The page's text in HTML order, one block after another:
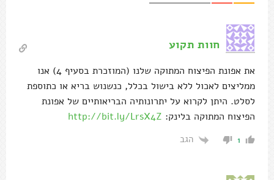
חוות תקוע
את אפונת הפיצוח המתוקה שלנו (המוזכרת בסעיף 4) אנו
ממליצים לאכול ללא בישול בכלל, כנשנוש בריא או כתוספת
לסלט. היתן לקרוא על יתרונותיה הבריאותיים של אפונת
הפיצוח המתוקה בלינק: http://bit.ly/LrsX4Z
1 הגב